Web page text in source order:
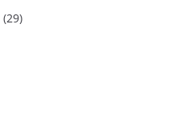
(29)